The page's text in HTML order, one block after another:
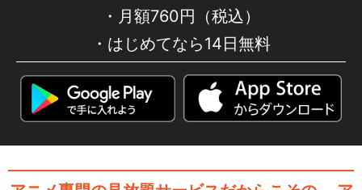
月額760円（税込）
はじめてなら14日無料